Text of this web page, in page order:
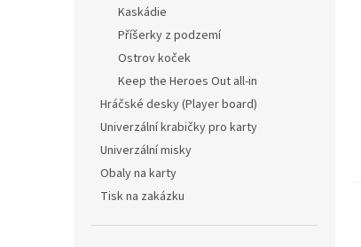
Kaskádie
Příšerky z podzemí
Ostrov koček
Keep the Heroes Out all-in
Hráčské desky (Player board)
Univerzální krabičky pro karty
Univerzální misky
Obaly na karty
Tisk na zakázku